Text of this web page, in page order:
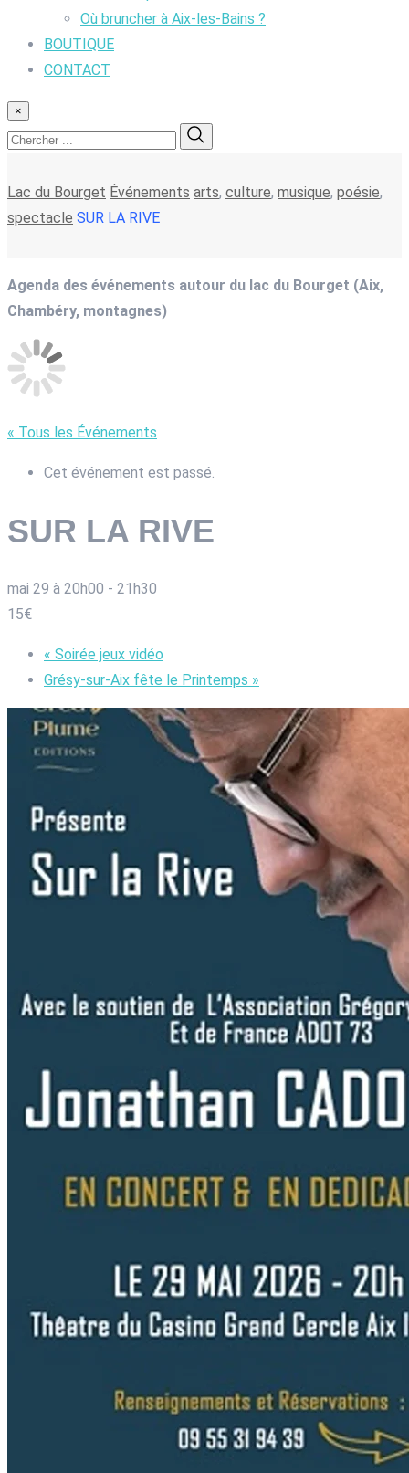
Où bruncher à Aix-les-Bains ?
BOUTIQUE
CONTACT
×
Lac du Bourget Événements arts, culture, musique, poésie,
spectacle SUR LA RIVE
Agenda des événements autour du lac du Bourget (Aix,
Chambéry, montagnes)
« Tous les Événements
Cet événement est passé.
SUR LA RIVE
mai 29 à 20h00 - 21h30
15€
« Soirée jeux vidéo
Grésy-sur-Aix fête le Printemps »